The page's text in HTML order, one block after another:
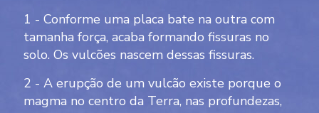
1 - Conforme uma placa bate na outra com
tamanha força, acaba formando fissuras no
solo. Os vulcões nascem dessas fissuras.
2 - A erupção de um vulcão existe porque o
magma no centro da Terra, nas profundezas,